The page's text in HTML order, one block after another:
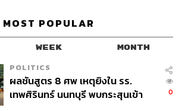
MOST POPULAR
WEEK MONTH
POLITICS
ผลชันสูตร 8 ศพ เหตุยิงใน รร.
เทพศิรินทร์ นนทบุรี พบกระสุนเข้า
0